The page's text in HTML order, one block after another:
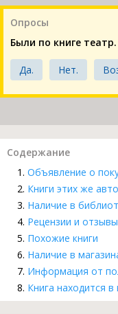
Опросы
Были по книге
Да. Нет.
Содержание
Объявление о
Книги этих же
Наличие в
Рецензии и отзывы
Похожие книги
Наличие в
Информация от
Книга находится в